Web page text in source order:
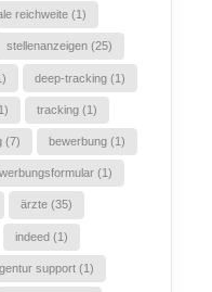
reichweite (1)
stellenanzeigen (25)
deep-tracking (1)
tracking (1)
(7) bewerbung (1)
(1)
ärzte (35)
indeed (1)
support (1)